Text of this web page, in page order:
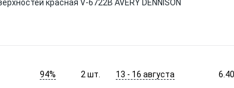
красная V-6722B AVERY DENNISON
94% 2 шт. 13 - 16 августа